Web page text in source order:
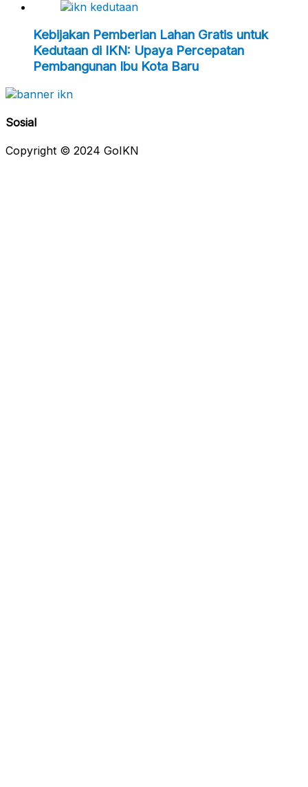
Kebijakan Pemberian Lahan Gratis untuk
Kedutaan di IKN: Upaya Percepatan
Pembangunan Ibu Kota Baru
Sosial
Copyright © 2024 GoIKN